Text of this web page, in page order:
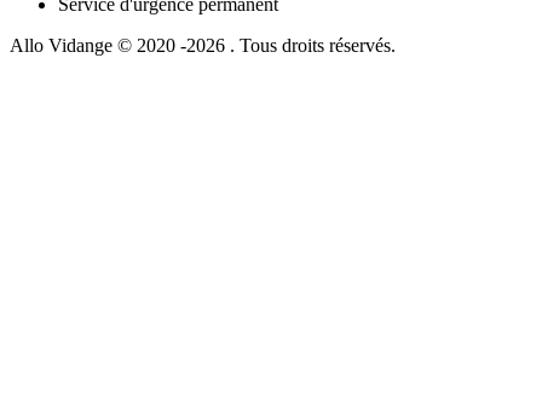
Allo Vidange © 2020 -2026 . Tous droits réservés.